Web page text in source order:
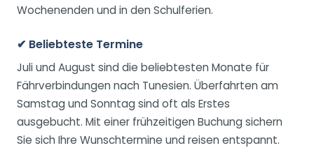
Wochenenden und in den Schulferien.
✔ Beliebteste Termine
Juli und August sind die beliebtesten Monate für
Fährverbindungen nach Tunesien. Überfahrten am
Samstag und Sonntag sind oft als Erstes
ausgebucht. Mit einer frühzeitigen Buchung sichern
Sie sich Ihre Wunschtermine und reisen entspannt.